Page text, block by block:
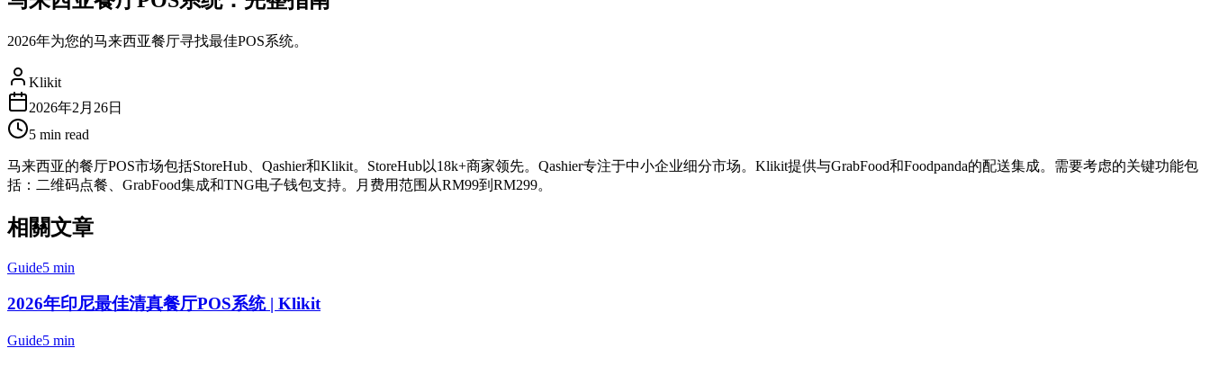
2026年为您的马来西亚餐厅寻找最佳POS系统。
Klikit
2026年2月26日
5 min read
马来西亚的餐厅POS市场包括StoreHub、Qashier和Klikit。StoreHub以18k+商家领先。Qashier专注于中小企业细分市场。Klikit提供与GrabFood和Foodpanda的配送集成。需要考虑的关键功能包
括：二维码点餐、GrabFood集成和TNG电子钱包支持。月费用范围从RM99到RM299。
相關文章
Guide5 min
2026年印尼最佳清真餐厅POS系统 | Klikit
Guide5 min